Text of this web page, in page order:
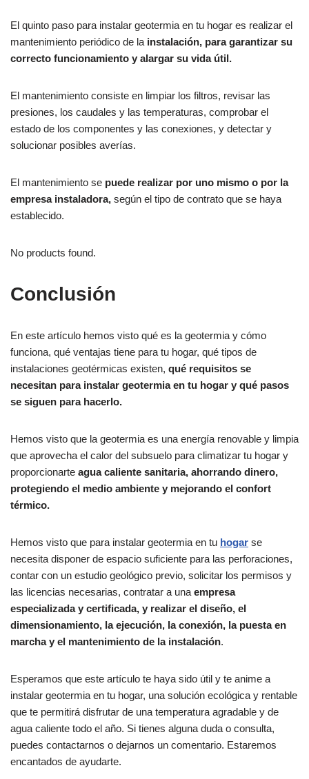
El quinto paso para instalar geotermia en tu hogar es realizar el
mantenimiento periódico de la instalación, para garantizar su
correcto funcionamiento y alargar su vida útil.
El mantenimiento consiste en limpiar los filtros, revisar las
presiones, los caudales y las temperaturas, comprobar el
estado de los componentes y las conexiones, y detectar y
solucionar posibles averías.
El mantenimiento se puede realizar por uno mismo o por la
empresa instaladora, según el tipo de contrato que se haya
establecido.
No products found.
Conclusión
En este artículo hemos visto qué es la geotermia y cómo
funciona, qué ventajas tiene para tu hogar, qué tipos de
instalaciones geotérmicas existen, qué requisitos se
necesitan para instalar geotermia en tu hogar y qué pasos
se siguen para hacerlo.
Hemos visto que la geotermia es una energía renovable y limpia
que aprovecha el calor del subsuelo para climatizar tu hogar y
proporcionarte agua caliente sanitaria, ahorrando dinero,
protegiendo el medio ambiente y mejorando el confort
térmico.
Hemos visto que para instalar geotermia en tu hogar se
necesita disponer de espacio suficiente para las perforaciones,
contar con un estudio geológico previo, solicitar los permisos y
las licencias necesarias, contratar a una empresa
especializada y certificada, y realizar el diseño, el
dimensionamiento, la ejecución, la conexión, la puesta en
marcha y el mantenimiento de la instalación.
Esperamos que este artículo te haya sido útil y te anime a
instalar geotermia en tu hogar, una solución ecológica y rentable
que te permitirá disfrutar de una temperatura agradable y de
agua caliente todo el año. Si tienes alguna duda o consulta,
puedes contactarnos o dejarnos un comentario. Estaremos
encantados de ayudarte.